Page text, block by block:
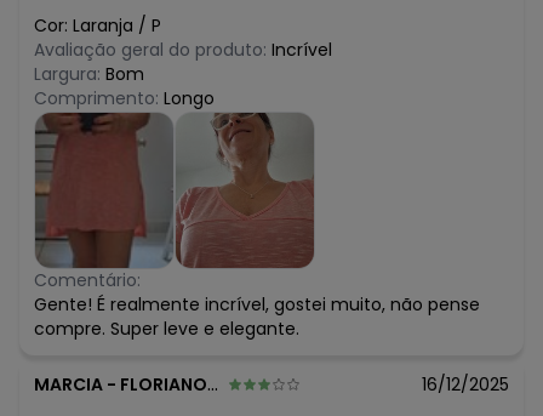
Cor: Laranja / P
Avaliação geral do produto: Incrível
Largura: Bom
Comprimento: Longo
Comentário:
Gente! É realmente incrível, gostei muito, não pense
compre. Super leve e elegante.
MARCIA - FLORIANOPOLIS - SC 16/12/2025